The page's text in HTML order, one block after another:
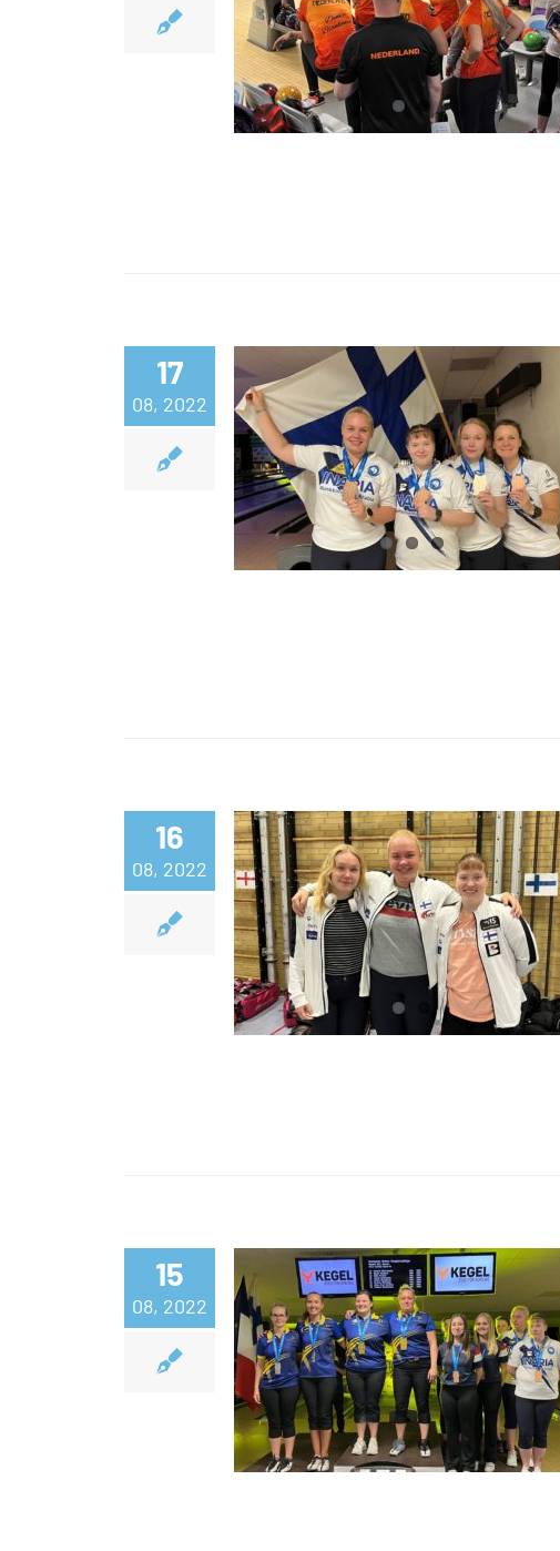
joukkuepelissä
17
08, 2022
Suomen keilailutriolle
EM-pronssit –
dramaattinen häviö
Tanskalle yhdellä
pisteellä
16
08, 2022
Suomi hyvistä
asemista trion toiseen
päivään
15
08, 2022
Ani Juntuselle ja Peppi
Konsterille EM-
pronssia
parikilpailusta